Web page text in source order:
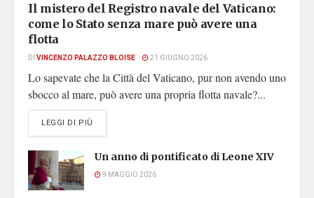
Il mistero del Registro navale del Vaticano:
come lo Stato senza mare può avere una
flotta
DI VINCENZO PALAZZO BLOISE 21 GIUGNO 2026
Lo sapevate che la Città del Vaticano, pur non avendo uno
sbocco al mare, può avere una propria flotta navale?...
LEGGI DI PIÙ
Un anno di pontificato di Leone XIV
9 MAGGIO 2026